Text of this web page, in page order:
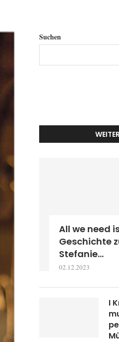
Suchen
All we need
Geschichte
Stefanie...
02.12.2023
I